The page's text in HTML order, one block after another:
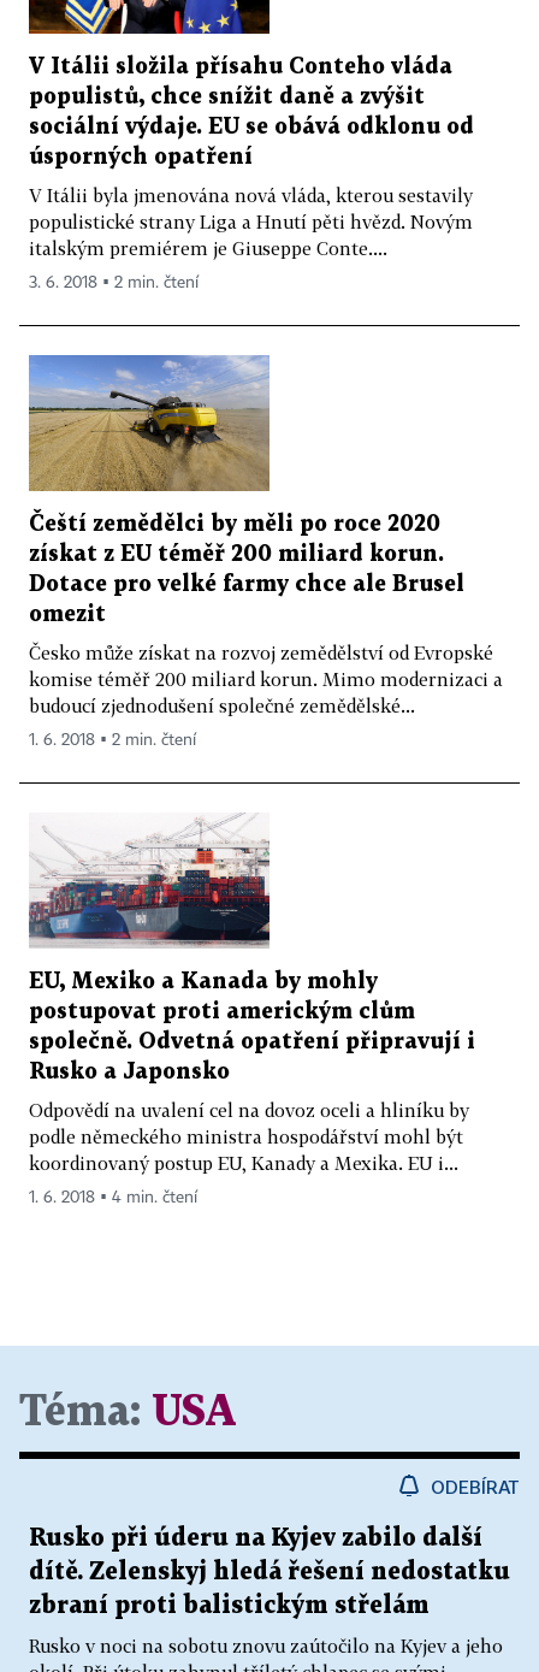
V Itálii složila přísahu Conteho vláda
populistů, chce snížit daně a zvýšit
sociální výdaje. EU se obává odklonu od
úsporných opatření
V Itálii byla jmenována nová vláda, kterou sestavily
populistické strany Liga a Hnutí pěti hvězd. Novým
italským premiérem je Giuseppe Conte....
3. 6. 2018 ▪ 2 min. čtení
Čeští zemědělci by měli po roce 2020
získat z EU téměř 200 miliard korun.
Dotace pro velké farmy chce ale Brusel
omezit
Česko může získat na rozvoj zemědělství od Evropské
komise téměř 200 miliard korun. Mimo modernizaci a
budoucí zjednodušení společné zemědělské...
1. 6. 2018 ▪ 2 min. čtení
EU, Mexiko a Kanada by mohly
postupovat proti americkým clům
společně. Odvetná opatření připravují i
Rusko a Japonsko
Odpovědí na uvalení cel na dovoz oceli a hliníku by
podle německého ministra hospodářství mohl být
koordinovaný postup EU, Kanady a Mexika. EU i...
1. 6. 2018 ▪ 4 min. čtení
Téma: USA
ODEBÍRAT
Rusko při úderu na Kyjev zabilo další
dítě. Zelenskyj hledá řešení nedostatku
zbraní proti balistickým střelám
Rusko v noci na sobotu znovu zaútočilo na Kyjev a jeho